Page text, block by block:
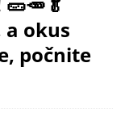
a okus
počnite